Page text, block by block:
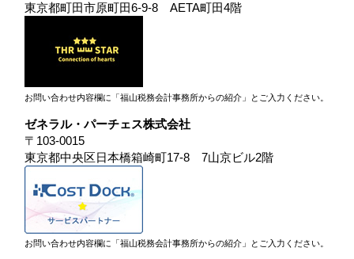
東京都町田市原町田6-9-8 AETA町田4階
お問い合わせ内容欄に「福山税務会計事務所からの紹介」とご入力ください。
ゼネラル・パーチェス株式会社
〒103-0015
東京都中央区日本橋箱崎町17-8 7山京ビル2階
お問い合わせ内容欄に「福山税務会計事務所からの紹介」とご入力ください。